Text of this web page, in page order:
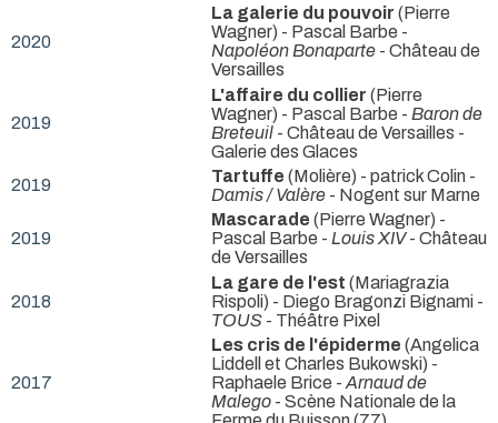
2020
La galerie du pouvoir (Pierre
Wagner) - Pascal Barbe -
Napoléon Bonaparte - Château de
Versailles
2019
L'affaire du collier (Pierre
Wagner) - Pascal Barbe - Baron de
Breteuil - Château de Versailles -
Galerie des Glaces
2019
Tartuffe (Molière) - patrick Colin -
Damis / Valère - Nogent sur Marne
2019
Mascarade (Pierre Wagner) -
Pascal Barbe - Louis XIV- Château
de Versailles
2018
La gare de l'est (Mariagrazia
Rispoli) - Diego Bragonzi Bignami -
TOUS - Théâtre Pixel
2017
Les cris de l'épiderme (Angelica
Liddell et Charles Bukowski) -
Raphaele Brice - Arnaud de
Malego - Scène Nationale de la